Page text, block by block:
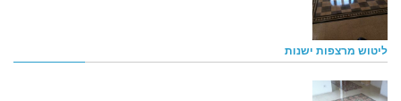
ליטוש מרצפות ישנות